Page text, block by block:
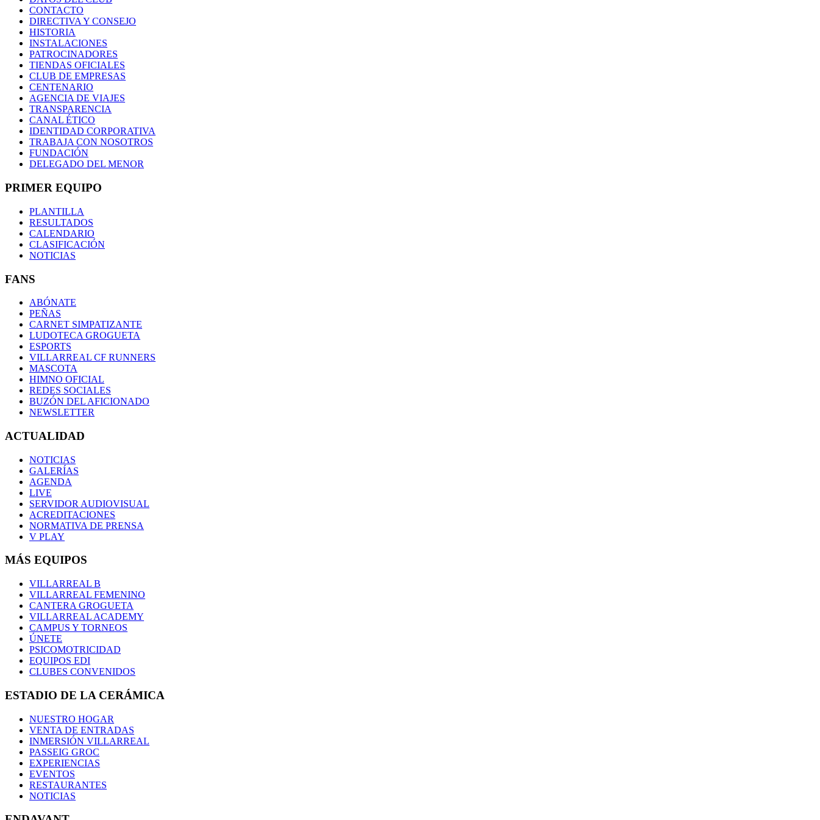
CONTACTO
DIRECTIVA Y CONSEJO
HISTORIA
INSTALACIONES
PATROCINADORES
TIENDAS OFICIALES
CLUB DE EMPRESAS
CENTENARIO
AGENCIA DE VIAJES
TRANSPARENCIA
CANAL ÉTICO
IDENTIDAD CORPORATIVA
TRABAJA CON NOSOTROS
FUNDACIÓN
DELEGADO DEL MENOR
PRIMER EQUIPO
PLANTILLA
RESULTADOS
CALENDARIO
CLASIFICACIÓN
NOTICIAS
FANS
ABÓNATE
PEÑAS
CARNET SIMPATIZANTE
LUDOTECA GROGUETA
ESPORTS
VILLARREAL CF RUNNERS
MASCOTA
HIMNO OFICIAL
REDES SOCIALES
BUZÓN DEL AFICIONADO
NEWSLETTER
ACTUALIDAD
NOTICIAS
GALERÍAS
AGENDA
LIVE
SERVIDOR AUDIOVISUAL
ACREDITACIONES
NORMATIVA DE PRENSA
V PLAY
MÁS EQUIPOS
VILLARREAL B
VILLARREAL FEMENINO
CANTERA GROGUETA
VILLARREAL ACADEMY
CAMPUS Y TORNEOS
ÚNETE
PSICOMOTRICIDAD
EQUIPOS EDI
CLUBES CONVENIDOS
ESTADIO DE LA CERÁMICA
NUESTRO HOGAR
VENTA DE ENTRADAS
INMERSIÓN VILLARREAL
PASSEIG GROC
EXPERIENCIAS
EVENTOS
RESTAURANTES
NOTICIAS